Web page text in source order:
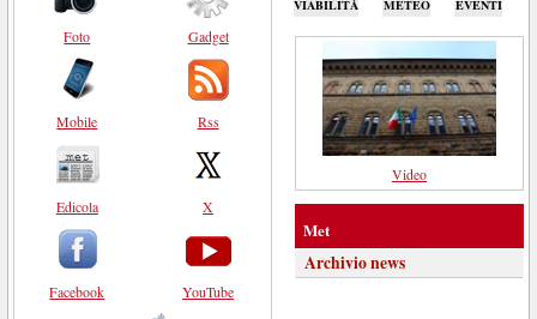
VIABILITÀ METEO EVENTI
Foto
Mobile
Edicola
Facebook
Gadget
Rss
X
YouTube
Video
Met
Archivio news